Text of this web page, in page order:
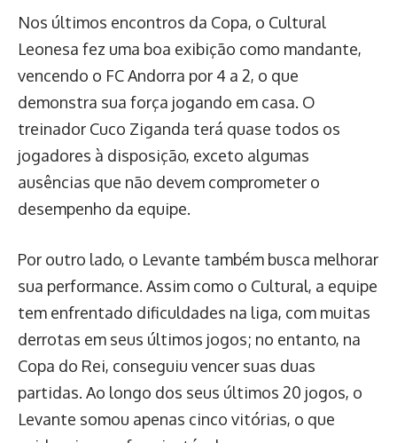
Nos últimos encontros da Copa, o Cultural
Leonesa fez uma boa exibição como mandante,
vencendo o FC Andorra por 4 a 2, o que
demonstra sua força jogando em casa. O
treinador Cuco Ziganda terá quase todos os
jogadores à disposição, exceto algumas
ausências que não devem comprometer o
desempenho da equipe.
Por outro lado, o Levante também busca melhorar
sua performance. Assim como o Cultural, a equipe
tem enfrentado dificuldades na liga, com muitas
derrotas em seus últimos jogos; no entanto, na
Copa do Rei, conseguiu vencer suas duas
partidas. Ao longo dos seus últimos 20 jogos, o
Levante somou apenas cinco vitórias, o que